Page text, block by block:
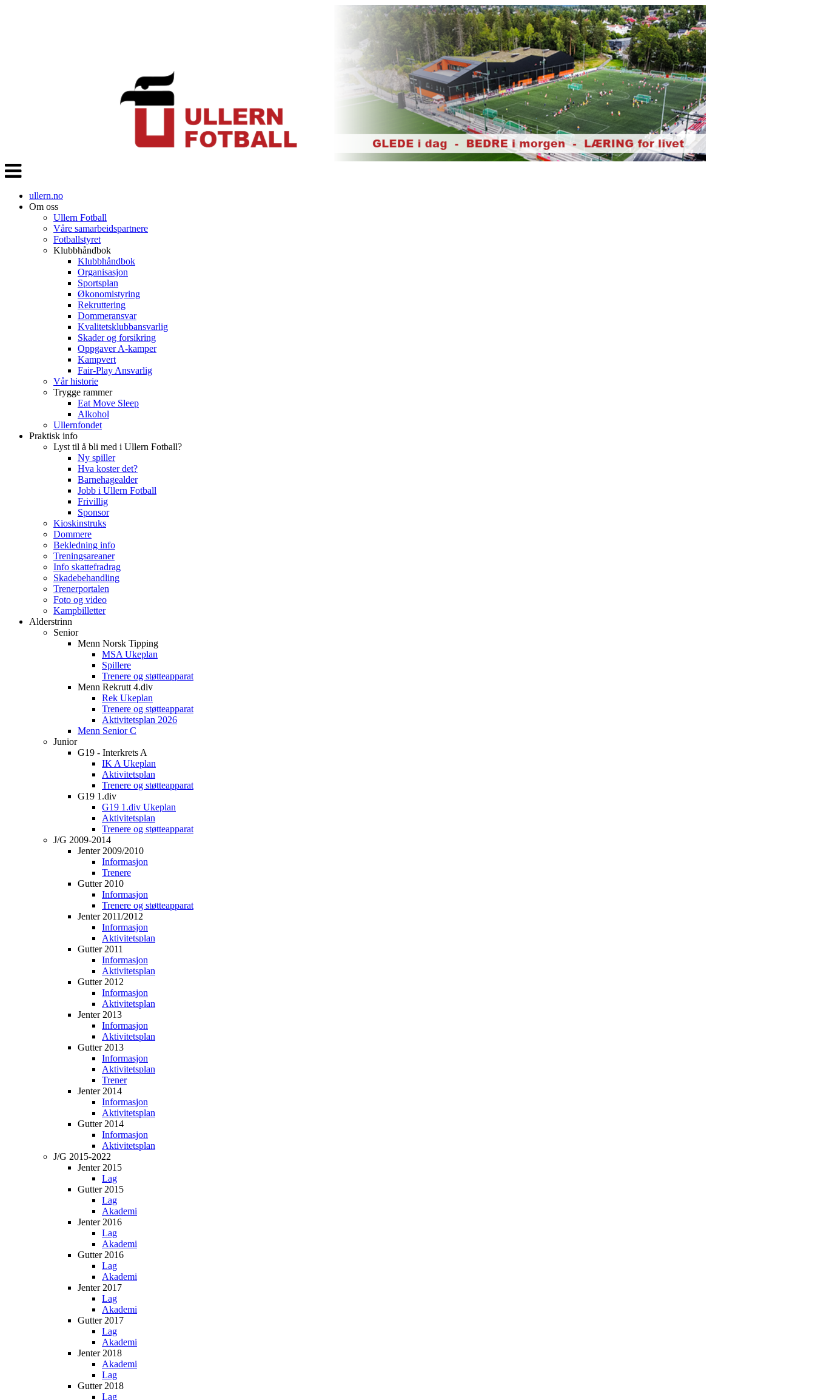
Veksle
navigasjon
ullern.no
Om oss
Ullern Fotball
Våre samarbeidspartnere
Fotballstyret
Klubbhåndbok
Klubbhåndbok
Organisasjon
Sportsplan
Økonomistyring
Rekruttering
Dommeransvar
Kvalitetsklubbansvarlig
Skader og forsikring
Oppgaver A-kamper
Kampvert
Fair-Play Ansvarlig
Vår historie
Trygge rammer
Eat Move Sleep
Alkohol
Ullernfondet
Praktisk info
Lyst til å bli med i Ullern Fotball?
Ny spiller
Hva koster det?
Barnehagealder
Jobb i Ullern Fotball
Frivillig
Sponsor
Kioskinstruks
Dommere
Bekledning info
Treningsareaner
Info skattefradrag
Skadebehandling
Trenerportalen
Foto og video
Kampbilletter
Alderstrinn
Senior
Menn Norsk Tipping
MSA Ukeplan
Spillere
Trenere og støtteapparat
Menn Rekrutt 4.div
Rek Ukeplan
Trenere og støtteapparat
Aktivitetsplan 2026
Menn Senior C
Junior
G19 - Interkrets A
IK A Ukeplan
Aktivitetsplan
Trenere og støtteapparat
G19 1.div
G19 1.div Ukeplan
Aktivitetsplan
Trenere og støtteapparat
J/G 2009-2014
Jenter 2009/2010
Informasjon
Trenere
Gutter 2010
Informasjon
Trenere og støtteapparat
Jenter 2011/2012
Informasjon
Aktivitetsplan
Gutter 2011
Informasjon
Aktivitetsplan
Gutter 2012
Informasjon
Aktivitetsplan
Jenter 2013
Informasjon
Aktivitetsplan
Gutter 2013
Informasjon
Aktivitetsplan
Trener
Jenter 2014
Informasjon
Aktivitetsplan
Gutter 2014
Informasjon
Aktivitetsplan
J/G 2015-2022
Jenter 2015
Lag
Gutter 2015
Lag
Akademi
Jenter 2016
Lag
Akademi
Gutter 2016
Lag
Akademi
Jenter 2017
Lag
Akademi
Gutter 2017
Lag
Akademi
Jenter 2018
Akademi
Lag
Gutter 2018
Lag